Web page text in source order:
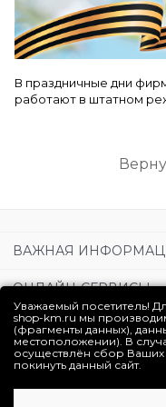
В праздничные дни
работают в штатном
ВАЖНАЯ
ОНЛАЙН-СЕРВИСЫ
УСЛУГИ
ЛИЧНЫЙ КАБИНЕТ
Уважаемый посетитель!
shop-km.ru мы
(фрагменты данных),
местоположении). В
осуществлён сбор
покинуть данный сайт.